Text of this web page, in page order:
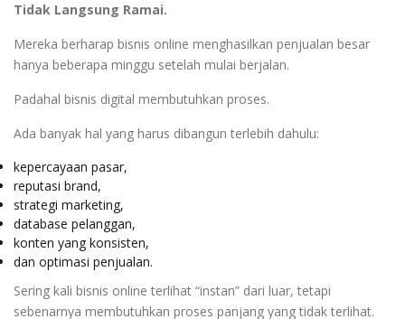
Tidak Langsung Ramai.
Mereka berharap bisnis online menghasilkan penjualan besar
hanya beberapa minggu setelah mulai berjalan.
Padahal bisnis digital membutuhkan proses.
Ada banyak hal yang harus dibangun terlebih dahulu:
kepercayaan pasar,
reputasi brand,
strategi marketing,
database pelanggan,
konten yang konsisten,
dan optimasi penjualan.
Sering kali bisnis online terlihat “instan” dari luar, tetapi
sebenarnya membutuhkan proses panjang yang tidak terlihat.